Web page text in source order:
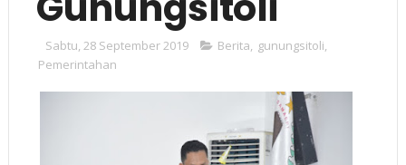
Sabtu, 28 September 2019 Berita, gunungsitoli,
Pemerintahan